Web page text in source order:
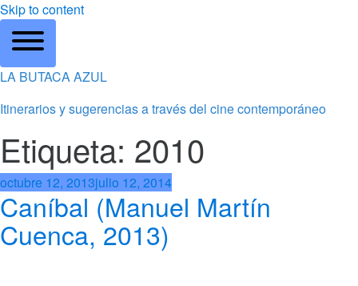
Skip to content
LA BUTACA AZUL
Itinerarios y sugerencias a través del cine contemporáneo
Etiqueta: 2010
octubre 12, 2013julio 12, 2014
Caníbal (Manuel Martín
Cuenca, 2013)